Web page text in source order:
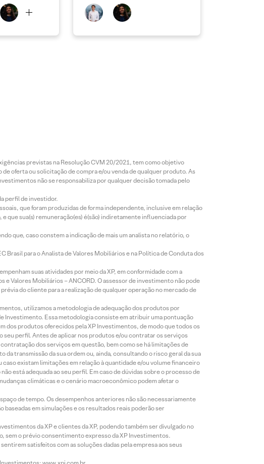
previstas na Resolução CVM 20/2021, tem como objetivo
oferta ou solicitação de compra e/ou venda de qualquer produto. As
não se responsabiliza por qualquer decisão tomada pelo
perfil de investidor.
que foram produzidas de forma independente, inclusive em relação
que sua(s) remuneração(es) é(são) indiretamente influenciada por
que, caso constem a indicação de mais um analista no relatório, o
Brasil para o Analista de Valores Mobiliários e na Política de Conduta dos
suas atividades por meio da XP, em conformidade com a
Valores Mobiliários – ANCORD. O assessor de investimento não pode
do cliente para a realização de qualquer operação no mercado de
utilizamos a metodologia de adequação dos produtos por
Investimento. Essa metodologia consiste em atribuir uma pontuação
dos produtos oferecidos pela XP Investimentos, de modo que todos os
seu perfil. Antes de aplicar nos produtos e/ou contratar os serviços
dos serviços em questão, bem como se há limitações de
transmissão da sua ordem ou, ainda, consultando o risco geral da sua
existam limitações em relação à quantidade e/ou volume financeiro
está adequada ao seu perfil. Em caso de dúvidas sobre o processo de
climáticas e o cenário macroeconômico podem afetar o
de tempo. Os desempenhos anteriores não são necessariamente
em simulações e os resultados reais poderão ser
da XP e clientes da XP, podendo também ser divulgado no
sem o prévio consentimento expresso da XP Investimentos.
satisfeitos com as soluções dadas pela empresa aos seus